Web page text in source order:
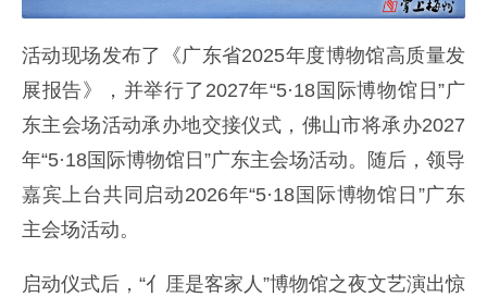
活动现场发布了《广东省2025年度博物馆高质量发
展报告》，并举行了2027年“5·18国际博物馆日”广
东主会场活动承办地交接仪式，佛山市将承办2027
年“5·18国际博物馆日”广东主会场活动。随后，领导
嘉宾上台共同启动2026年“5·18国际博物馆日”广东
主会场活动。
启动仪式后，“亻厓是客家人”博物馆之夜文艺演出惊